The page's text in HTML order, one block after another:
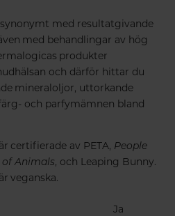
med resultatgivande
med behandlingar av hög
produkter
och därför hittar du
mineraloljor, uttorkande
och parfymämnen bland
certifierade av PETA, People
Animals, och Leaping Bunny.
veganska.
Ja